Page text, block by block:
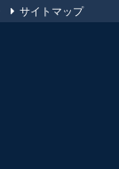
サイトマップ